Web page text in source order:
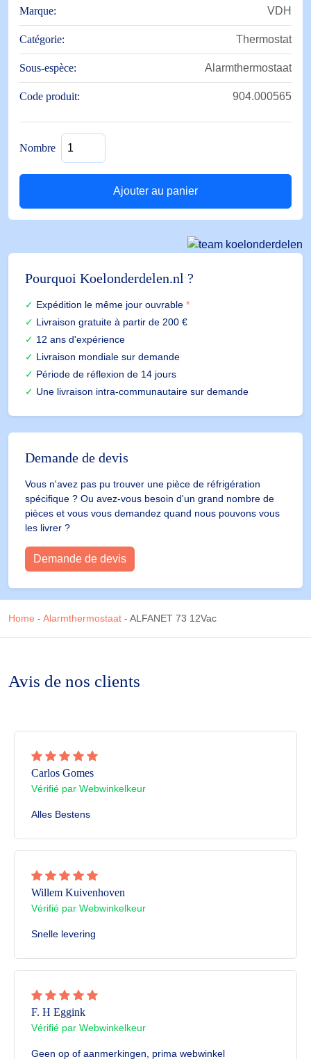
Marque: VDH
Catégorie: Thermostat
Sous-espèce: Alarmthermostaat
Code produit: 904.000565
Nombre
quantité
de
ALFANET
12Vac
Ajouter au panier
Pourquoi Koelonderdelen.nl ?
Expédition le même jour ouvrable *
Livraison gratuite à partir de 200 €
12 ans d'expérience
Livraison mondiale sur demande
Période de réflexion de 14 jours
Une livraison intra-communautaire sur demande
Demande de devis
Vous n'avez pas pu trouver une pièce de réfrigération
spécifique ? Ou avez-vous besoin d'un grand nombre de
pièces et vous vous demandez quand nous pouvons vous
les livrer ?
Demande de devis
Home - Alarmthermostaat - ALFANET 73 12Vac
Avis de nos clients
Carlos Gomes
Vérifié par Webwinkelkeur
Alles Bestens
Willem Kuivenhoven
Vérifié par Webwinkelkeur
Snelle levering
F. H Eggink
Vérifié par Webwinkelkeur
Geen op of aanmerkingen, prima webwinkel